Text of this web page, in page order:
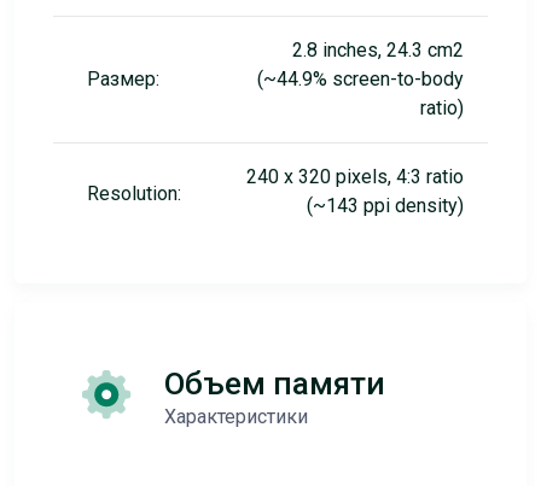
Размер:
2.8 inches, 24.3 cm2
(~44.9% screen-to-body
ratio)
Resolution:
240 x 320 pixels, 4:3 ratio
(~143 ppi density)
Объем памяти
Характеристики